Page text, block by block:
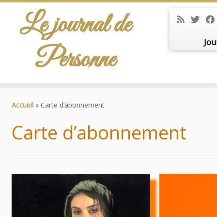
Le journal de
Personne
Accueil » Carte d’abonnement
Carte d’abonnement